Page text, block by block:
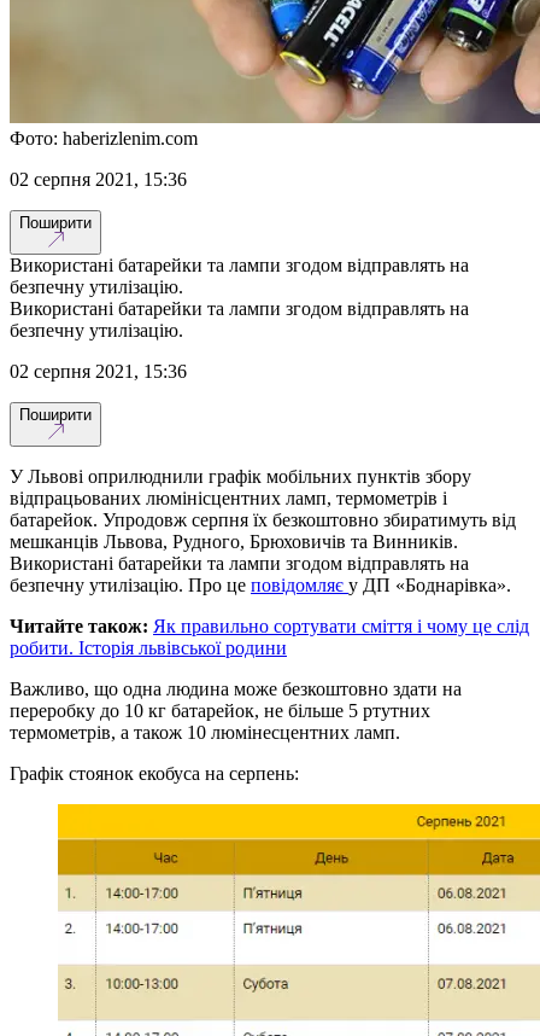
Фото: haberizlenim.com
02 серпня 2021, 15:36
Поширити
Використані батарейки та лампи згодом відправлять на
безпечну утилізацію.
Використані батарейки та лампи згодом відправлять на
безпечну утилізацію.
02 серпня 2021, 15:36
Поширити
У Львові оприлюднили графік мобільних пунктів збору
відпрацьованих люмінісцентних ламп, термометрів і
батарейок. Упродовж серпня їх безкоштовно збиратимуть від
мешканців Львова, Рудного, Брюховичів та Винників.
Використані батарейки та лампи згодом відправлять на
безпечну утилізацію. Про це повідомляє у ДП «Боднарівка».
Читайте також: Як правильно сортувати сміття і чому це слід
робити. Історія львівської родини
Важливо, що одна людина може безкоштовно здати на
переробку до 10 кг батарейок, не більше 5 ртутних
термометрів, а також 10 люмінесцентних ламп.
Графік стоянок екобуса на серпень: